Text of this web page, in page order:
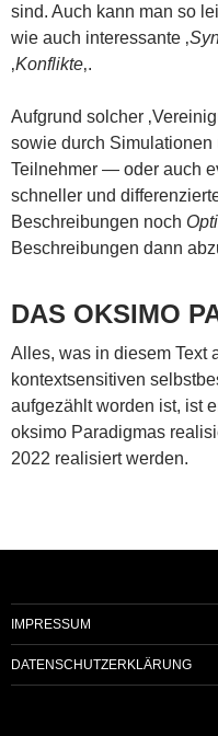
sind. Auch kann man so
wie auch interessante ‚
‚Konflikte‚.
Aufgrund solcher
sowie durch
Teilnehmer — oder auch
schneller und
Beschreibungen noch
Beschreibungen dann
DAS OKSIMO
Alles, was in diesem Text
kontextsensitiven
aufgezählt worden ist, ist
oksimo Paradigmas
2022 realisiert werden.
IMPRESSUM
DATENSCHUTZERKLÄRUNG